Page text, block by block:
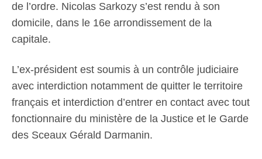
de l’ordre. Nicolas Sarkozy s’est rendu à son
domicile, dans le 16e arrondissement de la
capitale.
L’ex-président est soumis à un contrôle judiciaire
avec interdiction notamment de quitter le territoire
français et interdiction d’entrer en contact avec tout
fonctionnaire du ministère de la Justice et le Garde
des Sceaux Gérald Darmanin.